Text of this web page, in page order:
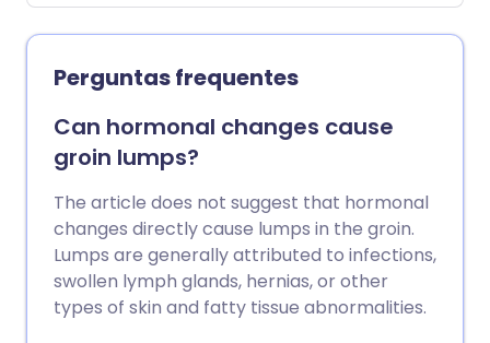
inofensivos, mas podem causar
desconforto, dor e fraqueza. Algumas
pessoas os acham desagradáveis.
Normalmente, nenhum tratamento é
necessário. Às vezes, um cisto ganglionar
pode ser removido por uma pequena
operação.
Perguntas frequentes
Can hormonal changes cause
groin lumps?
The article does not suggest that hormonal
changes directly cause lumps in the groin.
Lumps are generally attributed to infections,
swollen lymph glands, hernias, or other
types of skin and fatty tissue abnormalities.